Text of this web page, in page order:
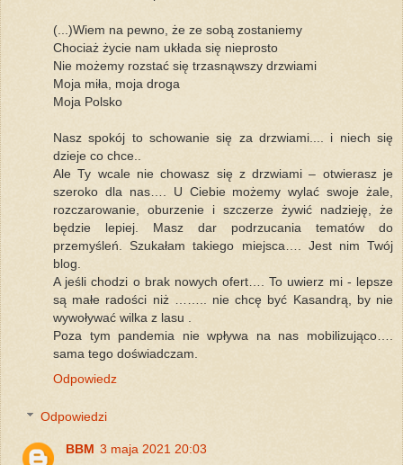
(...)Wiem na pewno, że ze sobą zostaniemy
Chociaż życie nam układa się nieprosto
Nie możemy rozstać się trzasnąwszy drzwiami
Moja miła, moja droga
Moja Polsko
Nasz spokój to schowanie się za drzwiami.... i niech się
dzieje co chce..
Ale Ty wcale nie chowasz się z drzwiami – otwierasz je
szeroko dla nas…. U Ciebie możemy wylać swoje żale,
rozczarowanie, oburzenie i szczerze żywić nadzieję, że
będzie lepiej. Masz dar podrzucania tematów do
przemyśleń. Szukałam takiego miejsca…. Jest nim Twój
blog.
A jeśli chodzi o brak nowych ofert…. To uwierz mi - lepsze
są małe radości niż …….. nie chcę być Kasandrą, by nie
wywoływać wilka z lasu .
Poza tym pandemia nie wpływa na nas mobilizująco….
sama tego doświadczam.
Odpowiedz
Odpowiedzi
BBM 3 maja 2021 20:03